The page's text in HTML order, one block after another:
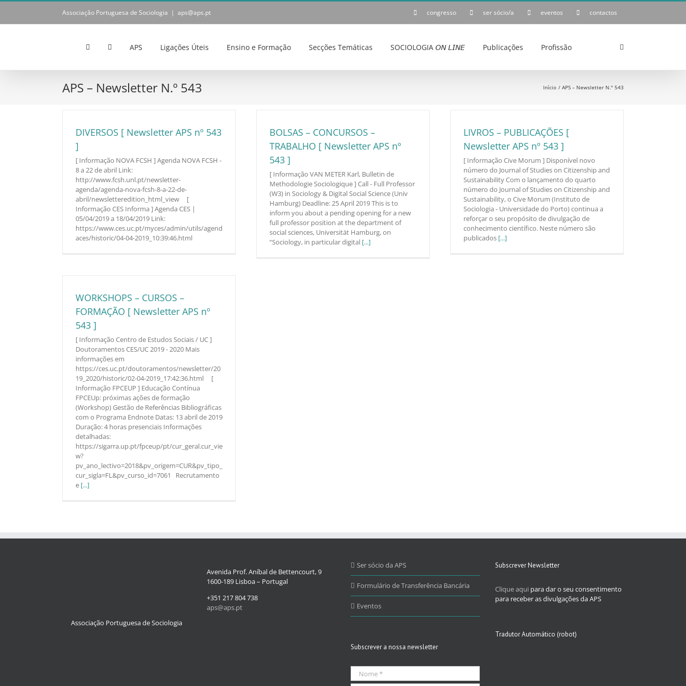
Skip
content
Associação Portuguesa de Sociologia | aps@aps.pt congresso ser sócio/a eventos contactos
APS Ligações Úteis Ensino e Formação Secções Temáticas SOCIOLOGIA 𝘖𝘕 𝘓𝘐𝘕𝘌 Publicações Profissão
APS – Newsletter N.º 543 Início APS – Newsletter N.º 543
DIVERSOS [ Newsletter APS nº 543
]
[ Informação NOVA FCSH ] Agenda NOVA FCSH -
8 a 22 de abril Link:
http://www.fcsh.unl.pt/newsletter-
agenda/agenda-nova-fcsh-8-a-22-de-
abril/newsletteredition_html_view [
Informação CES Informa ] Agenda CES |
05/04/2019 a 18/04/2019 Link:
https://www.ces.uc.pt/myces/admin/utils/agend
aces/historic/04-04-2019_10:39:46.html
BOLSAS – CONCURSOS –
TRABALHO [ Newsletter APS nº
543 ]
[ Informação VAN METER Karl, Bulletin de
Methodologie Sociologique ] Call - Full Professor
(W3) in Sociology & Digital Social Science (Univ
Hamburg) Deadline: 25 April 2019 This is to
inform you about a pending opening for a new
full professor position at the department of
social sciences, Universität Hamburg, on
“Sociology, in particular digital [...]
LIVROS – PUBLICAÇÕES [
Newsletter APS nº 543 ]
[ Informação Cive Morum ] Disponível novo
número do Journal of Studies on Citizenship and
Sustainability Com o lançamento do quarto
número do Journal of Studies on Citizenship and
Sustainability, o Cive Morum (Instituto de
Sociologia - Universidade do Porto) continua a
reforçar o seu propósito de divulgação de
conhecimento científico. Neste número são
publicados [...]
WORKSHOPS – CURSOS –
FORMAÇÃO [ Newsletter APS nº
543 ]
[ Informação Centro de Estudos Sociais / UC ]
Doutoramentos CES/UC 2019 - 2020 Mais
informações em
https://ces.uc.pt/doutoramentos/newsletter/20
19_2020/historic/02-04-2019_17:42:36.html [
Informação FPCEUP ] Educação Contínua
FPCEUp: próximas ações de formação
(Workshop) Gestão de Referências Bibliográficas
com o Programa Endnote Datas: 13 abril de 2019
Duração: 4 horas presenciais Informações
detalhadas:
https://sigarra.up.pt/fpceup/pt/cur_geral.cur_vie
w?
pv_ano_lectivo=2018&pv_origem=CUR&pv_tipo_
cur_sigla=FL&pv_curso_id=7061 Recrutamento
e [...]
Associação Portuguesa de Sociologia
Avenida Prof. Aníbal de Bettencourt, 9
1600-189 Lisboa – Portugal
+351 217 804 738
aps@aps.pt
Ser sócio da APS
Formulário de Transferência Bancária
Eventos
Subscrever a nossa newsletter
Subscrever Newsletter
Clique aqui para dar o seu consentimento
para receber as divulgações da APS
Tradutor Automático (robot)